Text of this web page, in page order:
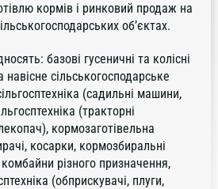
кормів і ринковий продаж на
об’єктах.
базові гусеничні та колісні
навісне сільськогосподарське
(садильні машини,
(тракторні
кормозаготівельна
косарки, кормозбиральні
різного призначення,
(обприскувачі, плуги,